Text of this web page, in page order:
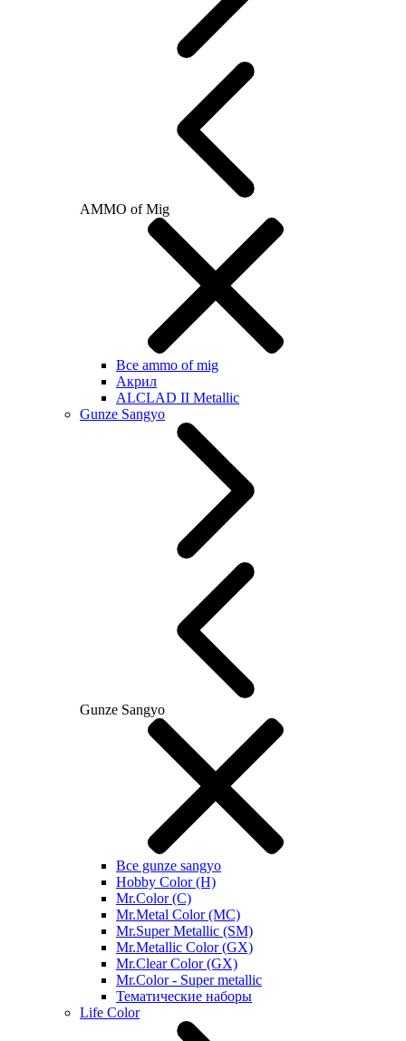
AMMO of Mig
Все ammo of mig
Акрил
ALCLAD II Metallic
Gunze Sangyo
Gunze Sangyo
Все gunze sangyo
Hobby Color (H)
Mr.Color (C)
Mr.Metal Color (MC)
Mr.Super Metallic (SM)
Mr.Metallic Color (GX)
Mr.Clear Color (GX)
Mr.Color - Super metallic
Тематические наборы
Life Color